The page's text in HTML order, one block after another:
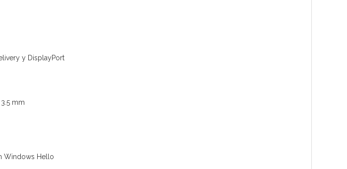
y DisplayPort
mm
Windows Hello